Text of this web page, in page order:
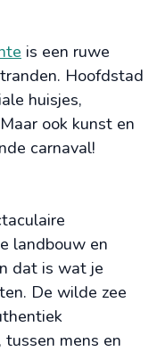
is een ruwe
Hoofdstad
huisjes,
ook kunst en
carnaval!
landbouw en
dat is wat je
De wilde zee
mens en